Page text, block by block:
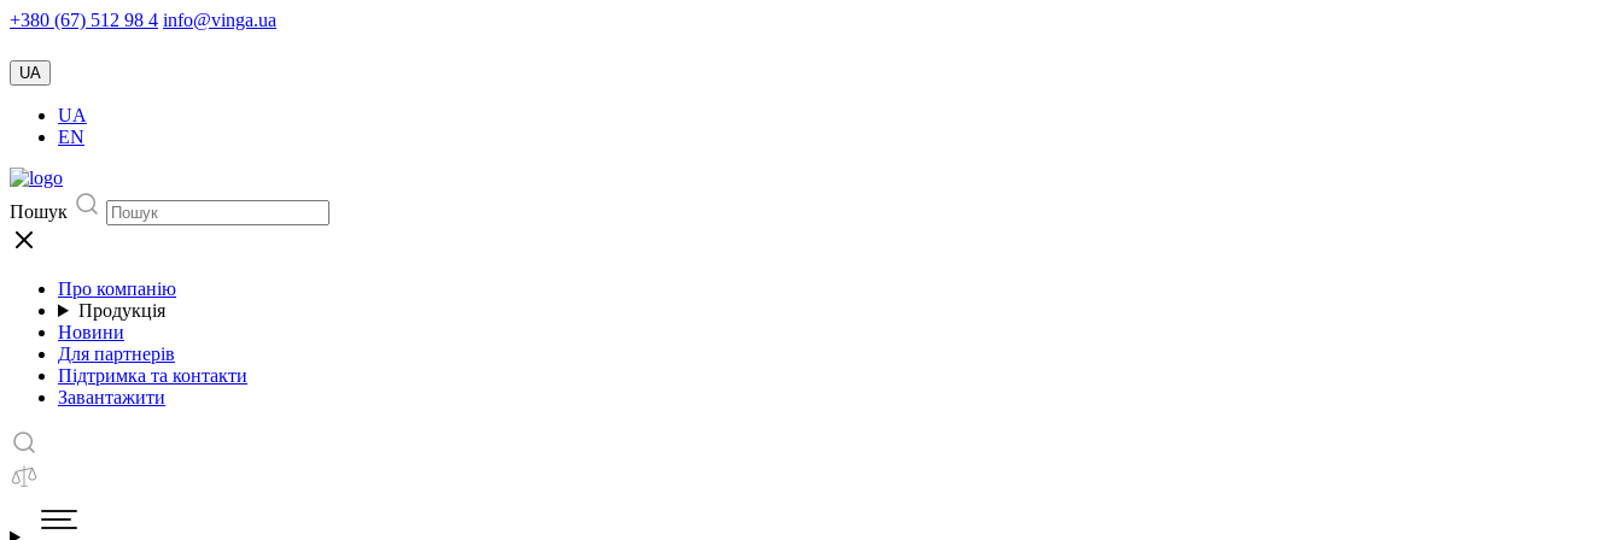
+380 (67) 512 98 4 info@vinga.ua
UA
UA
EN
Пошук
Про компанію
Продукція
Новини
Для партнерів
Підтримка та контакти
Завантажити